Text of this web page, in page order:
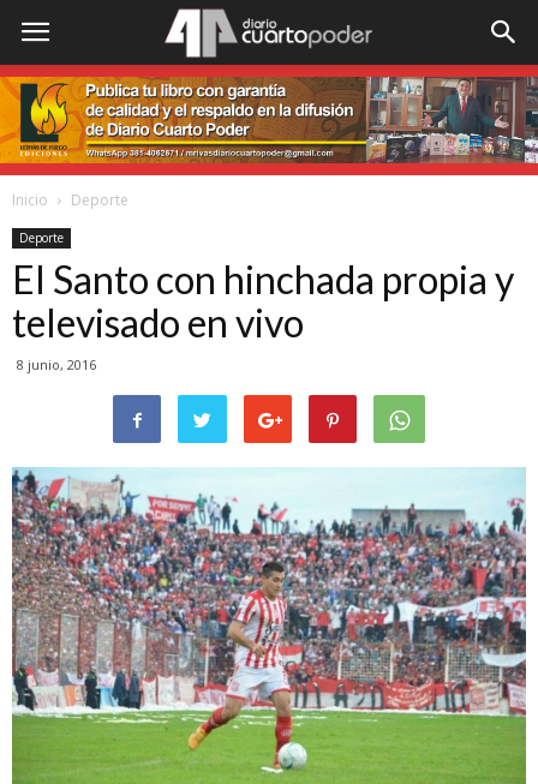
Inicio Deporte
Deporte
El Santo con hinchada propia y
televisado en vivo
8 junio, 2016